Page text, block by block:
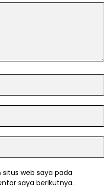
web saya pada
saya berikutnya.